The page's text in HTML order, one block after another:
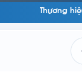
Thương